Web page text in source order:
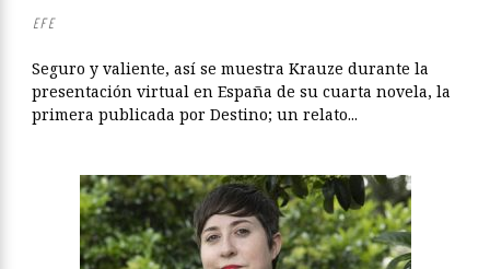
EFE
Seguro y valiente, así se muestra Krauze durante la
presentación virtual en España de su cuarta novela, la
primera publicada por Destino; un relato...